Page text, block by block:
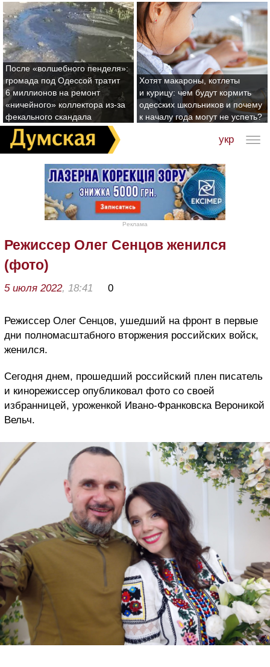
После «волшебного пенделя»:
громада под Одессой тратит
6 миллионов на ремонт
«ничейного» коллектора из-за
фекального скандала
Хотят макароны, котлеты
и курицу: чем будут кормить
одесских школьников и почему
к началу года могут не успеть?
укр
Реклама
Режиссер Олег Сенцов женился
(фото)
5 июля 2022, 18:41 0
Режиссер Олег Сенцов, ушедший на фронт в первые
дни полномасштабного вторжения российских войск,
женился.
Сегодня днем, прошедший российский плен писатель
и кинорежиссер опубликовал фото со своей
избранницей, уроженкой Ивано-Франковска Вероникой
Вельч.